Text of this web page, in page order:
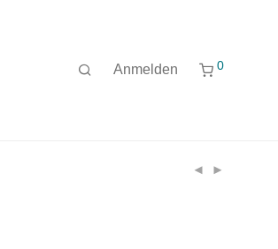
Anmelden 0